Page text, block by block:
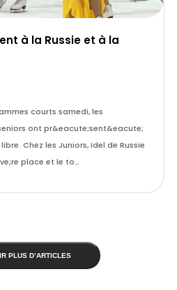
à la Russie et à la
courts samedi, les
ont pr&eacute;sent&eacute;
Chez les Juniors, Idel de Russie
place et le to…
PLUS D’ARTICLES